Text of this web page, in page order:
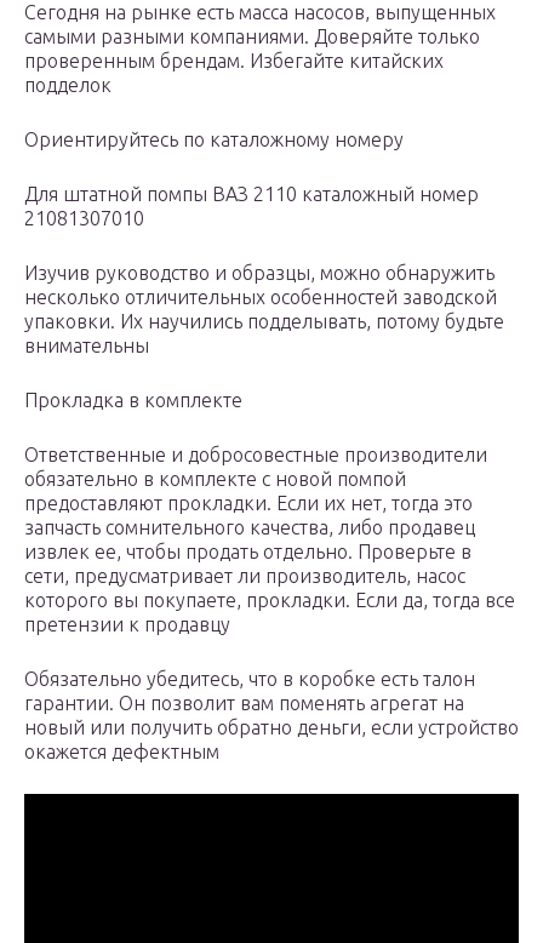
Сегодня на рынке есть масса насосов, выпущенных
самыми разными компаниями. Доверяйте только
проверенным брендам. Избегайте китайских
подделок
Ориентируйтесь по каталожному номеру
Для штатной помпы ВАЗ 2110 каталожный номер
21081307010
Изучив руководство и образцы, можно обнаружить
несколько отличительных особенностей заводской
упаковки. Их научились подделывать, потому будьте
внимательны
Прокладка в комплекте
Ответственные и добросовестные производители
обязательно в комплекте с новой помпой
предоставляют прокладки. Если их нет, тогда это
запчасть сомнительного качества, либо продавец
извлек ее, чтобы продать отдельно. Проверьте в
сети, предусматривает ли производитель, насос
которого вы покупаете, прокладки. Если да, тогда все
претензии к продавцу
Обязательно убедитесь, что в коробке есть талон
гарантии. Он позволит вам поменять агрегат на
новый или получить обратно деньги, если устройство
окажется дефектным